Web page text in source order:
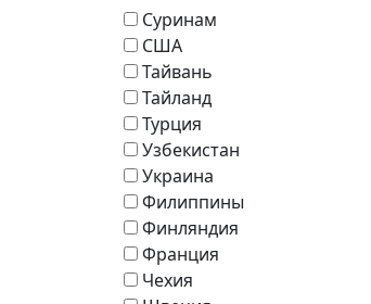
Суринам
США
Тайвань
Тайланд
Турция
Узбекистан
Украина
Филиппины
Финляндия
Франция
Чехия